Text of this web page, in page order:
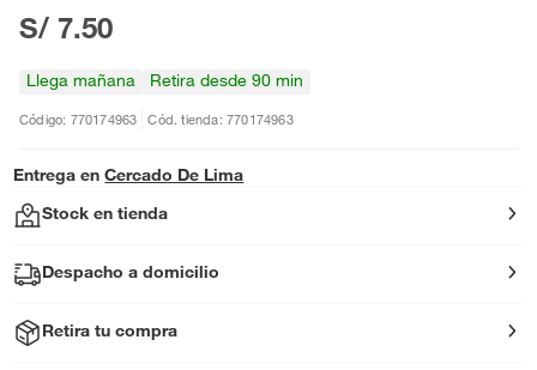
S/ 7.50
Llega mañana Retira desde 90 min
Código: 770174963 Cód. tienda: 770174963
Entrega en Cercado De Lima
Stock en tienda
Despacho a domicilio
Retira tu compra